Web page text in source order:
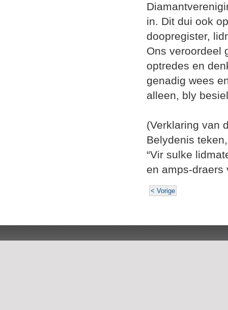
in. Dit dui ook
doopregister,
Ons veroordeel
optredes en
genadig wees
alleen, bly
(Verklaring van
Belydenis
“Vir sulke
en amps-draers
< Vorige